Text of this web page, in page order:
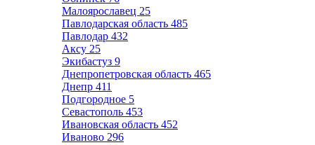
Малоярославец 25
Павлодарская область 485
Павлодар 432
Аксу 25
Экибастуз 9
Днепропетровская область 465
Днепр 411
Подгородное 5
Севастополь 453
Ивановская область 452
Иваново 296